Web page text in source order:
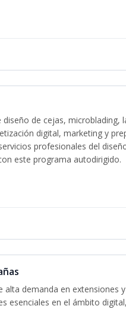
diseño de cejas, microblading,
digital, marketing y
profesionales del
este programa autodirigido.
alta demanda en extensiones
esenciales en el ámbito